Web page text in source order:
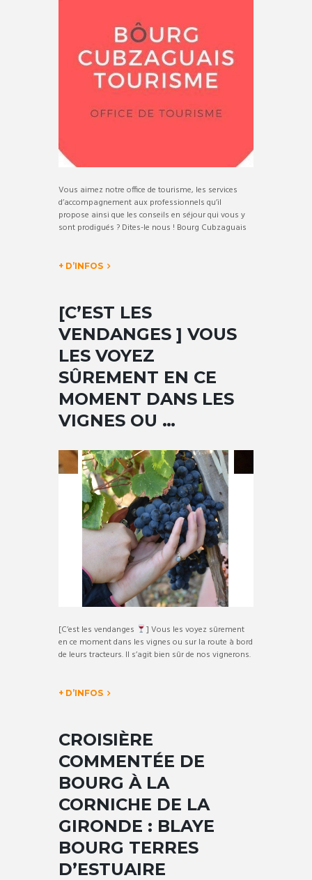
Vous aimez notre office de tourisme, les services
d’accompagnement aux professionnels qu’il
propose ainsi que les conseils en séjour qui vous y
sont prodigués ? Dites-le nous ! Bourg Cubzaguais
+ D’INFOS
[C’EST LES
VENDANGES ] VOUS
LES VOYEZ
SÛREMENT EN CE
MOMENT DANS LES
VIGNES OU …
[C’est les vendanges
] Vous les voyez sûrement
en ce moment dans les vignes ou sur la route à bord
de leurs tracteurs. Il s’agit bien sûr de nos vignerons.
+ D’INFOS
CROISIÈRE
COMMENTÉE DE
BOURG À LA
CORNICHE DE LA
GIRONDE : BLAYE
BOURG TERRES
D’ESTUAIRE